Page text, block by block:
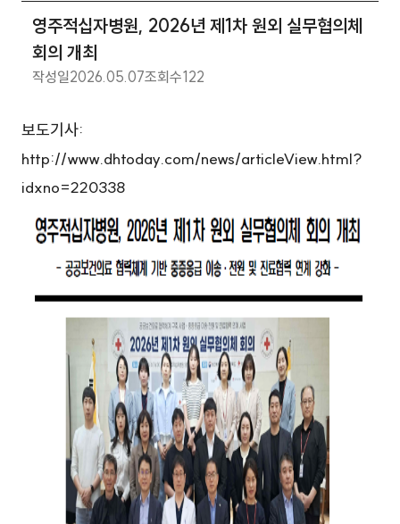
영주적십자병원, 2026년 제1차 원외 실무협의체
회의 개최
작성일2026.05.07조회수122
보도기사:
http://www.dhtoday.com/news/articleView.html?
idxno=220338